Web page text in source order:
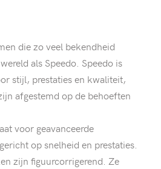
die zo veel bekendheid
als Speedo. Speedo is
stijl, prestaties en kwaliteit,
afgestemd op de behoeften
voor geavanceerde
op snelheid en prestaties.
zijn figuurcorrigerend. Ze